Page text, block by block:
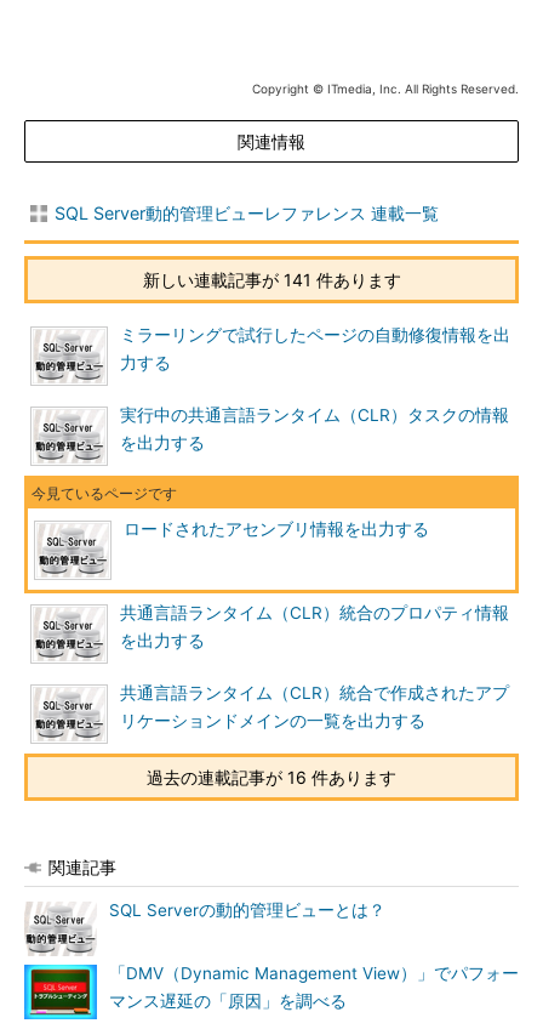
Copyright © ITmedia, Inc. All Rights Reserved.
関連情報
SQL Server動的管理ビューレファレンス 連載一覧
新しい連載記事が 141 件あります
ミラーリングで試行したページの自動修復情報を出
力する
実行中の共通言語ランタイム（CLR）タスクの情報
を出力する
ロードされたアセンブリ情報を出力する
共通言語ランタイム（CLR）統合のプロパティ情報
を出力する
共通言語ランタイム（CLR）統合で作成されたアプ
リケーションドメインの一覧を出力する
過去の連載記事が 16 件あります
関連記事
SQL Serverの動的管理ビューとは？
「DMV（Dynamic Management View）」でパフォー
マンス遅延の「原因」を調べる